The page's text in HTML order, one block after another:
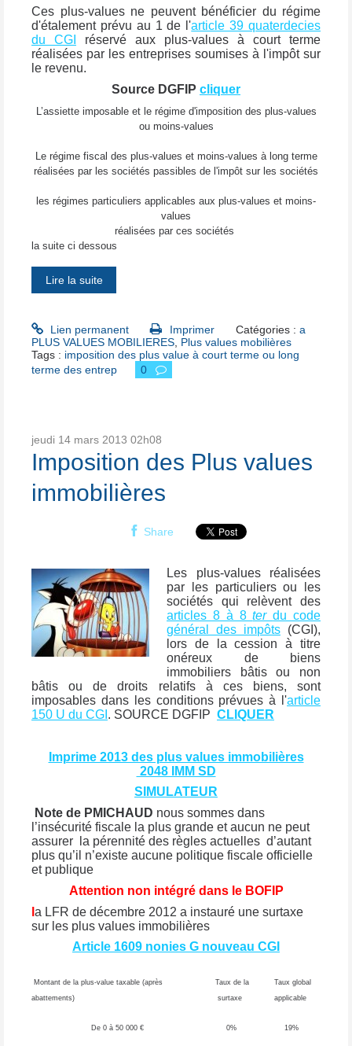
Ces plus-values ne peuvent bénéficier du régime
d'étalement prévu au 1 de l'article 39 quaterdecies
du CGI
réservé aux plus-values à court terme
réalisées par les entreprises soumises à l'impôt sur
le revenu.
Source DGFIP cliquer
L’assiette imposable et le régime d'imposition des plus-values
ou moins-values
Le régime fiscal des plus-values et moins-values à long terme
réalisées par les sociétés passibles de l'impôt sur les sociétés
les régimes particuliers applicables aux plus-values et moins-
values
réalisées par ces sociétés
la suite ci dessous
Lire la suite
Lien permanent Imprimer Catégories : a
PLUS VALUES MOBILIERES Plus values mobilières
Tags : imposition des plus value à court terme ou long
terme des entrep
0
jeudi 14 mars 2013 02h08
Imposition des Plus values
immobilières
Share
Les plus-values réalisées
par les particuliers ou les
sociétés qui relèvent des
articles 8 à 8terdu code
général des impôts (CGI),
lors de la cession à titre
onéreux de biens
immobiliers bâtis ou non
bâtis ou de droits relatifs à ces biens, sont
imposables dans les conditions prévues à l'article
150 U du CGI . SOURCE DGFIP CLIQUER
Imprime 2013 des plus values immobilières
2048 IMM SD
SIMULATEUR
Note de PMICHAUD nous sommes dans
l’insécurité fiscale la plus grande et aucun ne peut
assurer
la pérennité des règles actuelles d’autant
plus qu’il n’existe aucune politique fiscale officielle
et publique
Attention non intégré dans le BOFIP
a LFR de décembre 2012 a instauré une surtaxe
sur les plus values immobilières
Article 1609 nonies G nouveau CGI
Montant de la plus-value taxable (après
abattements)
Taux de la
surtaxe
Taux global
applicable
De 0 à 50 000 € 0% 19%